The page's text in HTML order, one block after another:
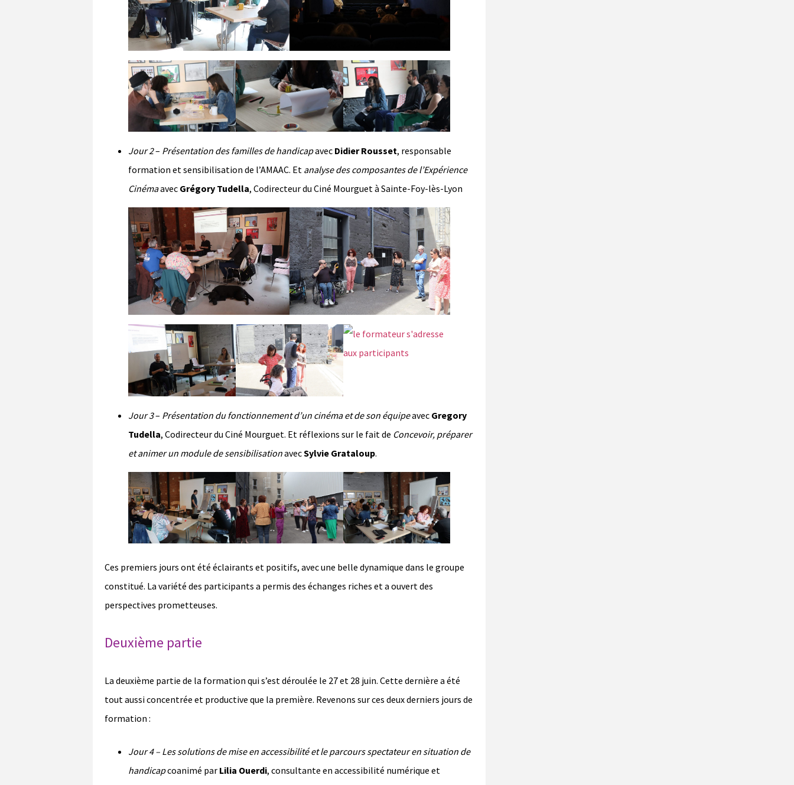
Jour 2– Présentation des familles de handicapavec Didier Rousset, responsable
formation et sensibilisation de l’AMAAC. Et analyse des composantes de l’Expérience
Cinémaavec Grégory Tudella, Codirecteur du Ciné Mourguet à Sainte-Foy-lès-Lyon
Jour 3– Présentation du fonctionnement d’un cinéma et de son équipeavec Gregory
Tudella, Codirecteur du Ciné Mourguet. Et réflexions sur le fait de Concevoir, préparer
et animer un module de sensibilisationavecSylvie Grataloup.
Ces premiers jours ont été éclairants et positifs, avec une belle dynamique dans le groupe
constitué. La variété des participants a permis des échanges riches et a ouvert des
perspectives prometteuses.
Deuxième partie
La deuxième partie de la formation qui s’est déroulée le 27 et 28 juin. Cette dernière a été
tout aussi concentrée et productive que la première. Revenons sur ces deux derniers jours de
formation :
Jour 4 – Les solutions de mise en accessibilité et le parcours spectateur en situation de
handicapcoanimé par Lilia Ouerdi, consultante en accessibilité numérique et